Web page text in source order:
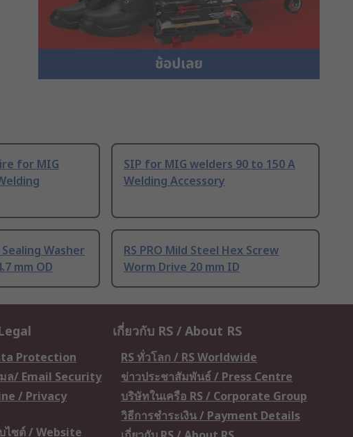
for MIG
SIP for MIG welders 90 to 150 A
Welding Accessory
Sealing Washer
mm OD
RS PRO Mild Steel Hex Screw
Worm Drive 20 mm ID
Protection
ล/ Email Security
/ Privacy
ไซต์ / Website
เกี่ยวกับ RS / About RS
RS ทั่วโลก / RS Worldwide
ข่าวประชาสัมพันธ์ / Press Centre
บริษัทในเครือ RS / Corporate Group
วิธีการชำระเงิน / Payment Details